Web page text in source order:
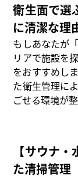
衛生面で選
に清潔な理
もしあなたが
リアで施設を
をおすすめし
た衛生管理に
ごせる環境が整
【サウナ
た清掃管理